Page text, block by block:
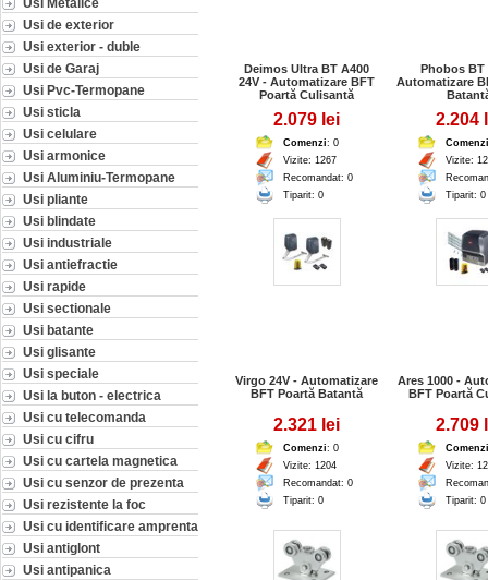
Usi de exterior
Usi exterior - duble
Usi de Garaj
Usi Pvc-Termopane
Usi sticla
Usi celulare
Usi armonice
Usi Aluminiu-Termopane
Usi pliante
Usi blindate
Usi industriale
Usi antiefractie
Usi rapide
Usi sectionale
Usi batante
Usi glisante
Usi speciale
Usi la buton - electrica
Usi cu telecomanda
Usi cu cifru
Usi cu cartela magnetica
Usi cu senzor de prezenta
Usi rezistente la foc
Usi cu identificare amprenta
Usi antiglont
Usi antipanica
Deimos Ultra BT A400
24V - Automatizare BFT
Poartă Culisantă
2.079 lei
Comenzi: 0
Vizite: 1267
Recomandat: 0
Tiparit: 0
Phobos BT
Automatizare
2.204
Comenzi
Vizite:
Tiparit: 0
Virgo 24V - Automatizare
BFT Poartă Batantă
2.321 lei
Comenzi: 0
Vizite: 1204
Recomandat: 0
Tiparit: 0
Ares 1000 -
BFT Poartă
2.709
Comenzi
Vizite:
Tiparit: 0